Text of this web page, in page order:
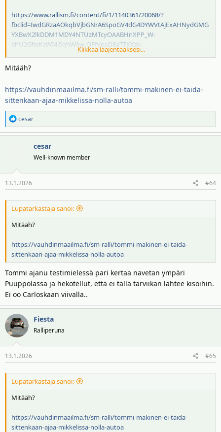
https://www.rallism.fi/content/fi/1/1140361/20068/?
fbclid=IwdGRzaAOkqbVjbGNrA6SpoGV4dG4DYWVtAjExAHNydGMG
YXBwX2lkDDM1MDY4NTUzMTcyOAABHnXPP_W-
ehU2GfeiKaWI4j5qhWAw-QFfVeaO8aTTXXzk-
kgAkMEkJBJEkbzo_aem_6aM3t3v2fXqdqbbqEFlmYw&sfnsn=wa
Klikkaa laajentaaksesi...
Mitääh?
https://vauhdinmaailma.fi/sm-ralli/tommi-makinen-ei-taida-
sittenkaan-ajaa-mikkelissa-nolla-autoa
R
e
a
o
t
cesar
cesar
Well-known member
13.1.2026 #64
Lupatarkastaja sanoi:
Mitääh?
https://vauhdinmaailma.fi/sm-ralli/tommi-makinen-ei-taida-
sittenkaan-ajaa-mikkelissa-nolla-autoa
Tommi ajanu testimielessä pari kertaa navetan ympäri
Puuppolassa ja hekotellut, että ei tällä tarviikan lähtee kisoihin.
Ei oo Carloskaan viivalla..
Fiesta
Ralliperuna
13.1.2026 #65
Lupatarkastaja sanoi:
Mitääh?
https://vauhdinmaailma.fi/sm-ralli/tommi-makinen-ei-taida-
sittenkaan-ajaa-mikkelissa-nolla-autoa